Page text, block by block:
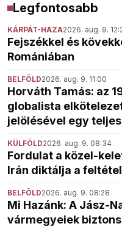
Legfontosabb
KÁRPÁT-HAZA2026. aug. 9.
Fejszékkel és
Romániában
BELFÖLD2026. aug. 9. 11:00
Horváth Tamás: az
globalista
jelölésével egy
KÜLFÖLD2026. aug. 9. 08:34
Fordulat a közel-
Irán diktálja a
BELFÖLD2026. aug. 9. 08:28
Mi Hazánk: A Jász-
vármegyeiek